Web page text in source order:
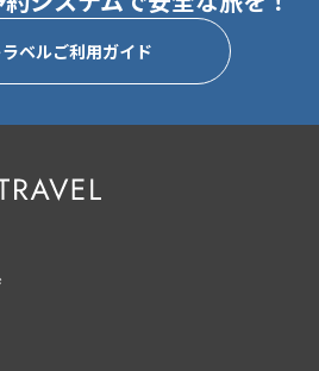
ベルご利用ガイド